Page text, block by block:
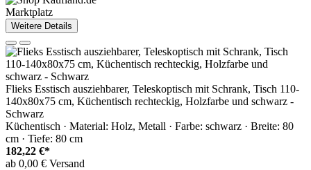
Marktplatz
Weitere Details
Flieks Esstisch ausziehbarer, Teleskoptisch mit Schrank, Tisch 110-
140x80x75 cm, Küchentisch rechteckig, Holzfarbe und schwarz -
Schwarz
Küchentisch · Material: Holz, Metall · Farbe: schwarz · Breite: 80
cm · Tiefe: 80 cm
182,22 €*
ab 0,00 € Versand